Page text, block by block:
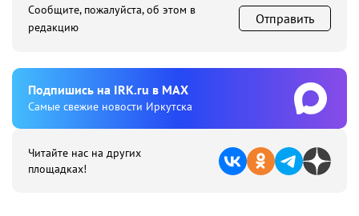
Сообщите, пожалуйста, об этом в
редакцию
Отправить
Подпишиcь на IRK.ru в MAX
Cамые свежие новости Иркутска
Читайте нас на других
площадках!